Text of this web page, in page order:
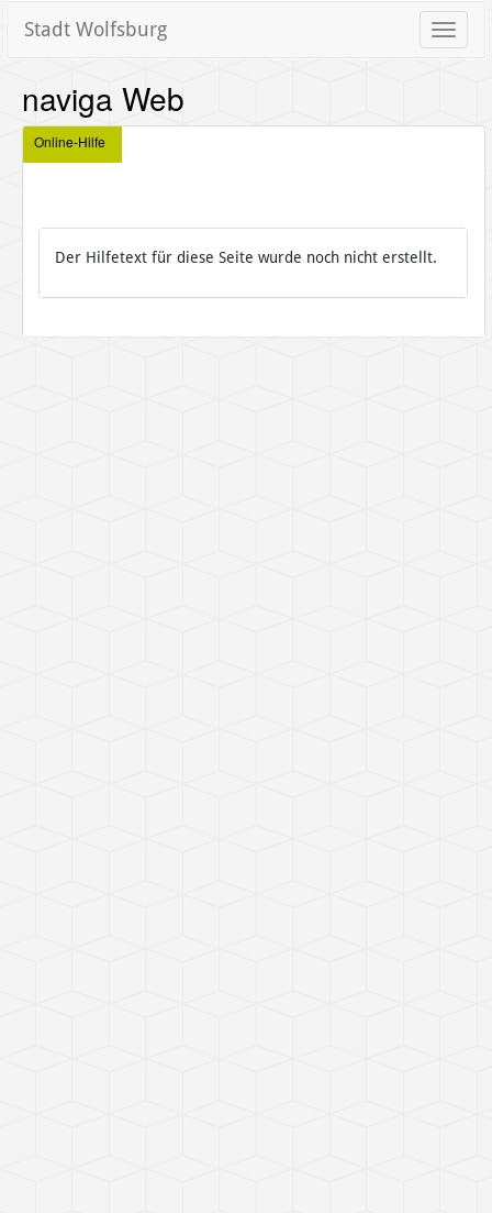
Toggle
Stadt Wolfsburg
naviga Web
Online-Hilfe
Der Hilfetext für diese Seite wurde noch nicht erstellt.